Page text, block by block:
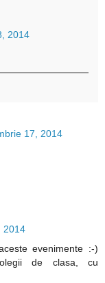
2014
17, 2014
2014
evenimente :-)
de clasa, cu